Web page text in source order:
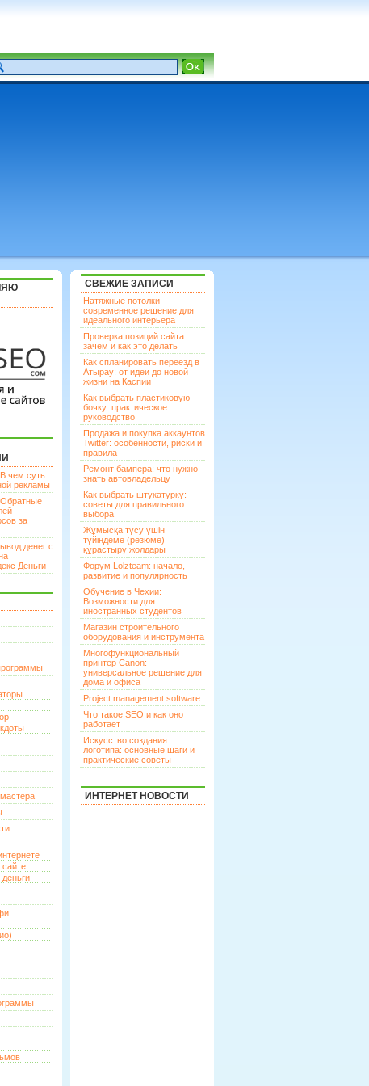
В чем суть
рекламы
Обратные
за
денег с
Деньги
сайте
СВЕЖИЕ ЗАПИСИ
Натяжные потолки —
современное решение для
идеального интерьера
Проверка позиций сайта:
зачем и как это делать
Как спланировать переезд в
Атырау: от идеи до новой
жизни на Каспии
Как выбрать пластиковую
бочку: практическое
руководство
Продажа и покупка аккаунтов
Twitter: особенности, риски и
правила
Ремонт бампера: что нужно
знать автовладельцу
Как выбрать штукатурку:
советы для правильного
выбора
Жұмысқа түсу үшін
түйіндеме (резюме)
құрастыру жолдары
Форум Lolzteam: начало,
развитие и популярность
Обучение в Чехии:
Возможности для
иностранных студентов
Магазин строительного
оборудования и инструмента
Многофункциональный
принтер Canon:
универсальное решение для
дома и офиса
Project management software
Что такое SEO и как оно
работает
Искусство создания
логотипа: основные шаги и
практические советы
ИНТЕРНЕТ НОВОСТИ